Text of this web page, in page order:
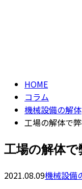
HOME
コラム
機械設備の解体
工場の解体で
工場の解体
2021.08.09機械設備